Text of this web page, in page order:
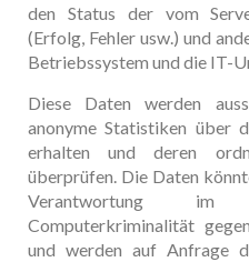
den Status der vom
(Erfolg, Fehler usw.) und
Betriebssystem und die IT-
Diese Daten werden
anonyme Statistiken über
erhalten und deren
überprüfen. Die Daten
Verantwortung im
Computerkriminalität
und werden auf Anfrage